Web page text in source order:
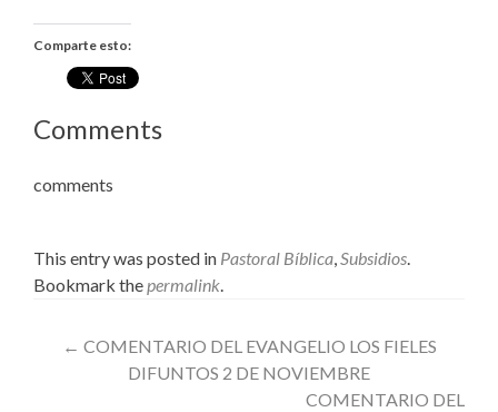
Comparte esto:
Comments
comments
This entry was posted in Pastoral Bíblica,Subsidios.
Bookmark thepermalink.
Post
navigation
← COMENTARIO DEL EVANGELIO LOS FIELES
DIFUNTOS 2 DE NOVIEMBRE
COMENTARIO DEL